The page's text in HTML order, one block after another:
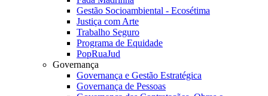
Gestão Socioambiental - Ecosétima
Justiça com Arte
Trabalho Seguro
Programa de Equidade
PopRuaJud
Governança
Governança e Gestão Estratégica
Governança de Pessoas